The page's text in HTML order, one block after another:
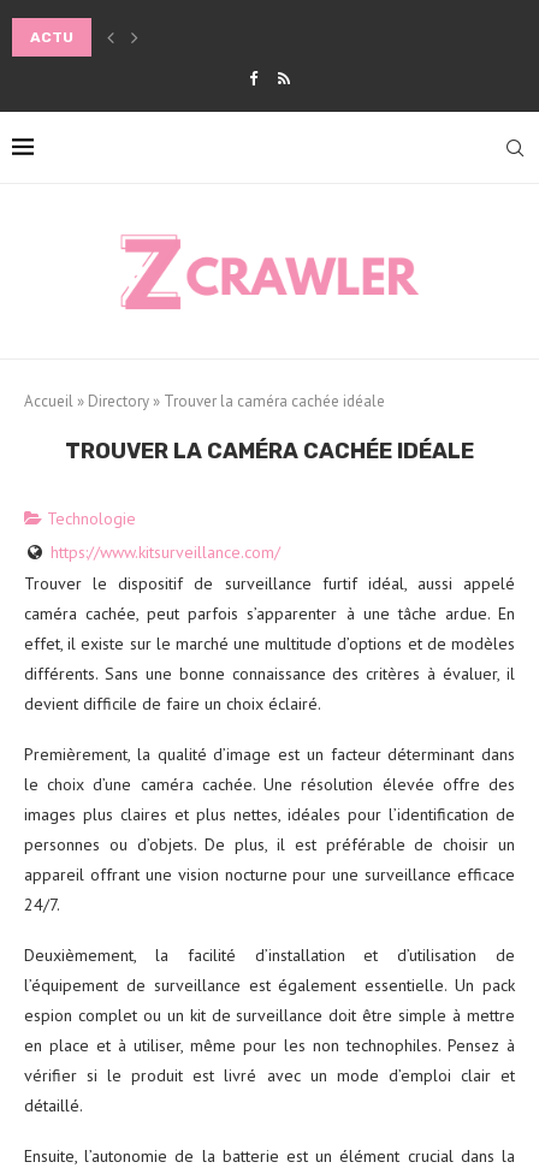
ACTU
COMMENT CHOISIR LA POUSSETTE IDÉALE POUR LE CONFORT DE
Accueil » Directory » Trouver la caméra cachée idéale
TROUVER LA CAMÉRA CACHÉE IDÉALE
Technologie
https://www.kitsurveillance.com/
Trouver le dispositif de surveillance furtif idéal, aussi appelé
caméra cachée, peut parfois s’apparenter à une tâche ardue. En
effet, il existe sur le marché une multitude d’options et de modèles
différents. Sans une bonne connaissance des critères à évaluer, il
devient difficile de faire un choix éclairé.
Premièrement, la qualité d’image est un facteur déterminant dans
le choix d’une caméra cachée. Une résolution élevée offre des
images plus claires et plus nettes, idéales pour l’identification de
personnes ou d’objets. De plus, il est préférable de choisir un
appareil offrant une vision nocturne pour une surveillance efficace
24/7.
Deuxièmement, la facilité d’installation et d’utilisation de
l’équipement de surveillance est également essentielle. Un pack
espion complet ou un kit de surveillance doit être simple à mettre
en place et à utiliser, même pour les non technophiles. Pensez à
vérifier si le produit est livré avec un mode d’emploi clair et
détaillé.
Ensuite, l’autonomie de la batterie est un élément crucial dans la